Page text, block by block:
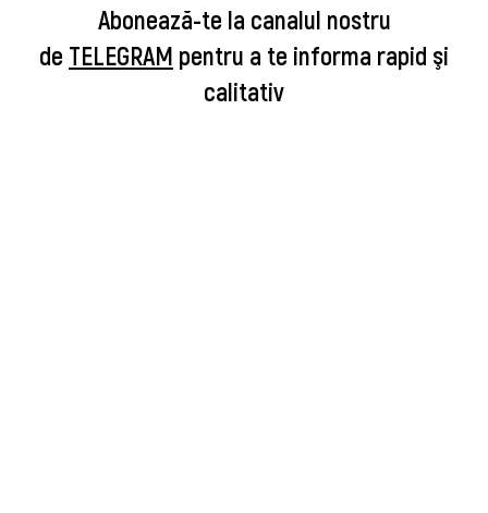
Abonează-te la canalul nostru
de TELEGRAM pentru a te informa rapid şi
calitativ